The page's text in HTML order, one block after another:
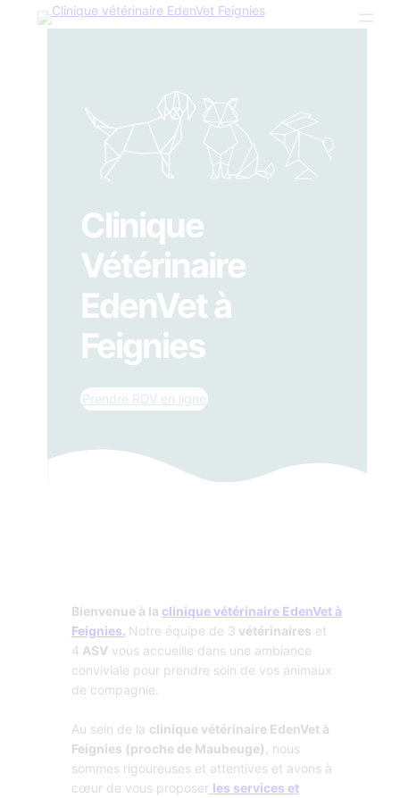
Clinique
Vétérinaire
EdenVet à
Feignies
Prendre RDV en ligne
Bienvenue à la clinique vétérinaire EdenVet à
Feignies. Notre équipe de 3 vétérinaires et
4 ASVvous accueille dans une ambiance
conviviale pour prendre soin de vos animaux
de compagnie.
Au sein de la clinique vétérinaire EdenVet à
Feignies (proche de Maubeuge) , nous
sommes rigoureuses et attentives et avons à
cœur de vous proposer les services et